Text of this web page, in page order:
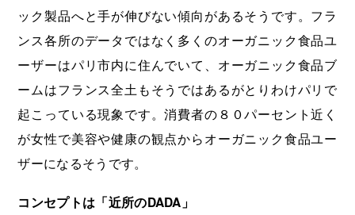
ック製品へと手が伸びない傾向があるそうです。フラ
ンス各所のデータではなく多くのオーガニック食品ユ
ーザーはパリ市内に住んでいて、オーガニック食品ブ
ームはフランス全土もそうではあるがとりわけパリで
起こっている現象です。消費者の８０パーセント近く
が女性で美容や健康の観点からオーガニック食品ユー
ザーになるそうです。
コンセプトは「近所のDADA」